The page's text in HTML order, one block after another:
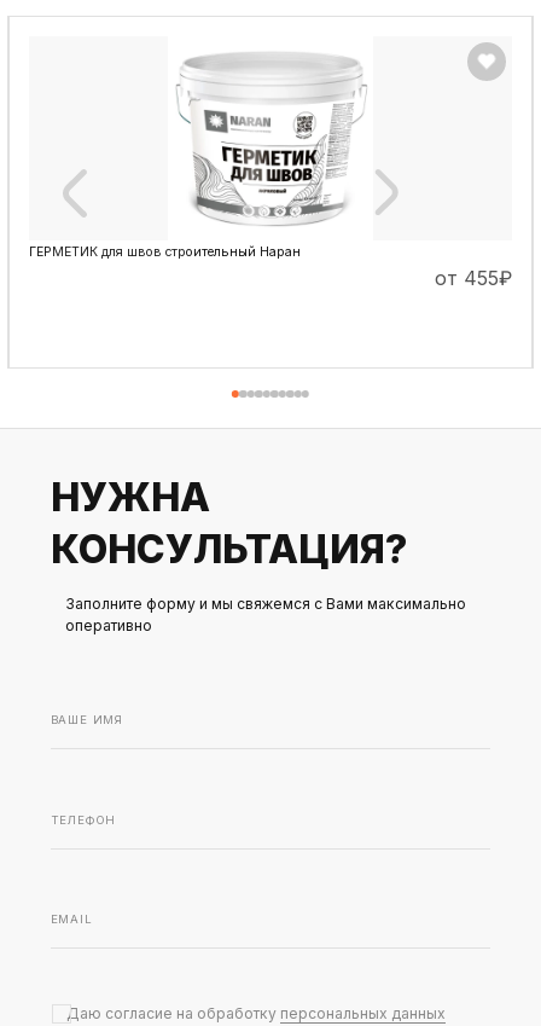
ГЕРМЕТИК для швов строительный Наран
от 455₽
НУЖНА
КОНСУЛЬТАЦИЯ?
Заполните форму и мы свяжемся с Вами максимально
оперативно
Даю согласие на обработку персональных данных